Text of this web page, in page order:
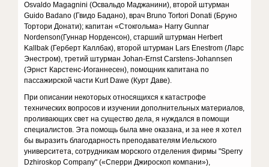
Osvaldo Magagnini (Освальдо Маджанини), второй штурман
Guido Badano (Гвидо Бадано), врач Bruno Tortori Donati (Бруно
Тортори Донати); капитан «Стокгольма» Harry Gunnar
Nordenson(Гуннар Норденсон), старший штурман Herbert
Kallbak (Герберт Каллбак), второй штурман Lars Enestrom (Ларс
Энестром), третий штурман Johan-Ernst Carstens-Johannsen
(Эрнст Карстенс-Иоганнесен), помощник капитана по
пассажирской части Kurt Dawe (Курт Даве).
При описании некоторых относящихся к катастрофе
технических вопросов и изучении дополнительных материалов,
проливающих свет на существо дела, я нуждался в помощи
специалистов. Эта помощь была мне оказана, и за нее я хотел
бы выразить благодарность преподавателям Иельского
университета, сотрудникам морского отделения фирмы "Sperry
Dzhiroskop Company" («Сперри Джироскоп компани»),